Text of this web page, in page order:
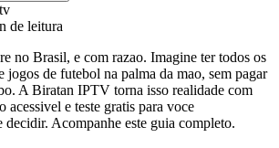
de leitura
no Brasil, e com razao. Imagine ter todos os
jogos de futebol na palma da mao, sem pagar
A Biratan IPTV torna isso realidade com
acessivel e teste gratis para voce
decidir. Acompanhe este guia completo.